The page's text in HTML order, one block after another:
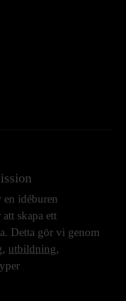
en idéburen
skapa ett
Detta gör vi genom
, utbildning,